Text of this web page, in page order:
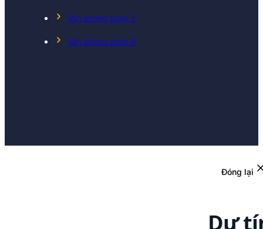
Văn phòng quận 5
Văn phòng quận 6
Đóng lại